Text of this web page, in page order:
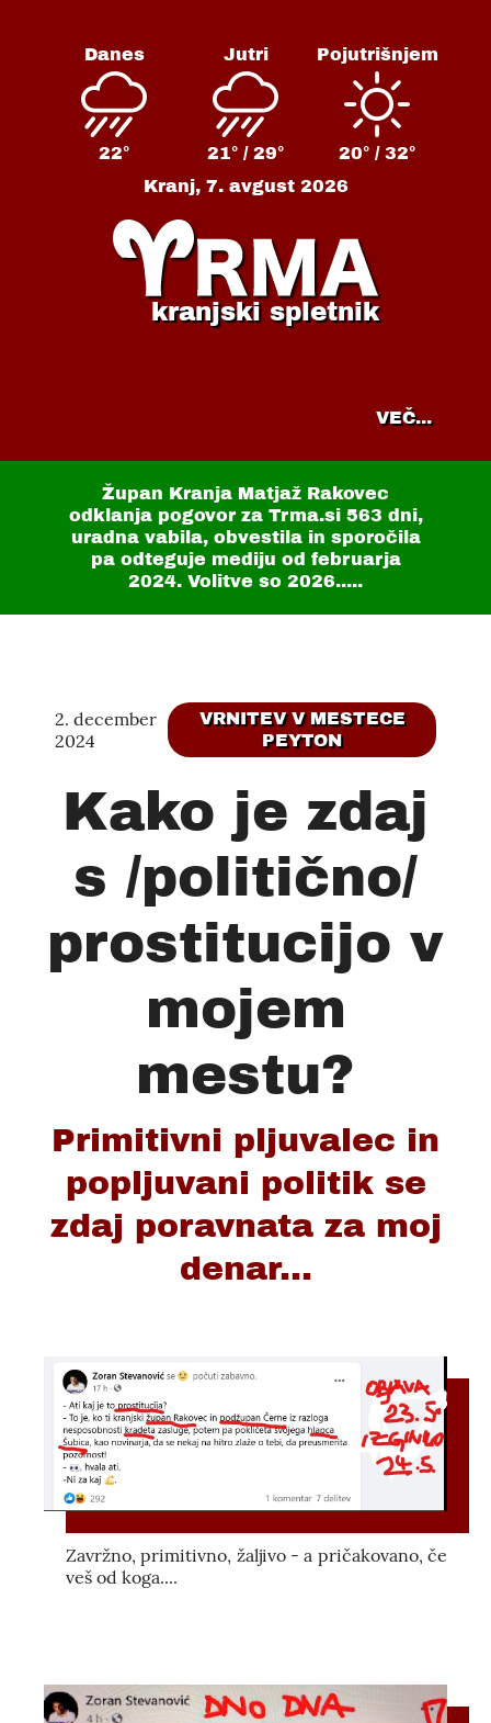
Danes
22°
Jutri
21° / 29°
Pojutrišnjem
20° / 32°
Kranj, 7. avgust 2026
kranjski spletnik
VEČ...
Župan Kranja Matjaž Rakovec
odklanja pogovor za Trma.si 563 dni,
uradna vabila, obvestila in sporočila
pa odteguje mediju od februarja
2024. Volitve so 2026.....
2. december
2024
VRNITEV V MESTECE
PEYTON
Kako je zdaj
s /politično/
prostitucijo v
mojem
mestu?
Primitivni pljuvalec in
popljuvani politik se
zdaj poravnata za moj
denar...
Zavržno, primitivno, žaljivo - a pričakovano, če
veš od koga....